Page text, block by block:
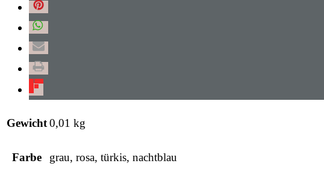
Gewicht0,01 kg
Farbe grau, rosa, türkis, nachtblau